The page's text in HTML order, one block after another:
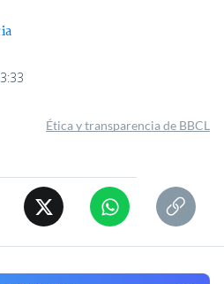
Ética y transparencia de BBCL